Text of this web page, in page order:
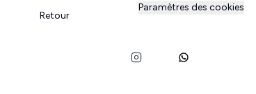
Retour
Paramètres des cookies